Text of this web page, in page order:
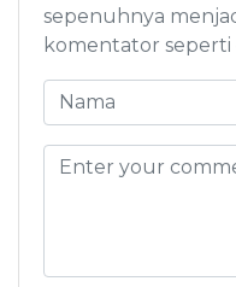
sepenuhnya
komentator seperti